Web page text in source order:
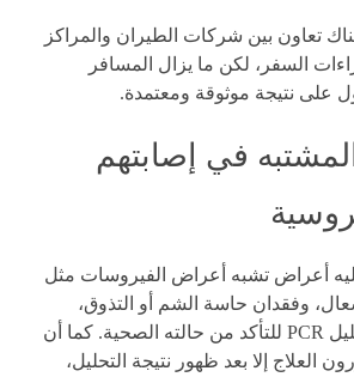
تعاون بين شركات الطيران والمراكز
السفر، لكن ما يزال المسافر
على نتيجة موثوقة ومعتمدة.
في إصابتهم
أعراض تشبه أعراض الفيروسات مثل
وفقدان حاسة الشم أو التذوق،
يُفضل أن يجري تحليل PCR للتأكد من حالته الصحية. كما أن
العلاج إلا بعد ظهور نتيجة التحليل،